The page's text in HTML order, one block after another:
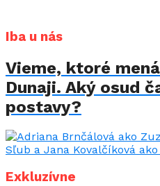
Iba u nás
Vieme, ktoré
Dunaji. Aký osud
postavy?
Exkluzívne